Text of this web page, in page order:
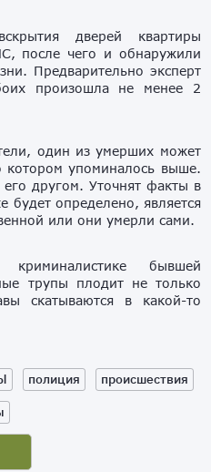
дверей квартиры
после чего и обнаружили
Предварительно эксперт
произошла не менее 2
один из умерших может
упоминалось выше.
другом. Уточнят факты в
будет определено, является
или они умерли сами.
бывшей
трупы плодит не только
скатываются в какой-то
полиция
происшествия